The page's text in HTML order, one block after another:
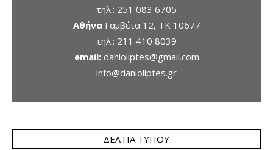
τηλ.: 251 083 6705
ΑθήναΓαμβέτα 12, ΤΚ 10677
τηλ.: 211 410 8039
email: danioliptes@gmail.com
info@danioliptes.gr
ΔΕΛΤΊΑ ΤΎΠΟΥ